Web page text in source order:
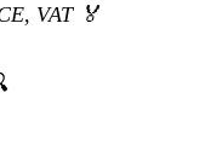
VAT 🏅